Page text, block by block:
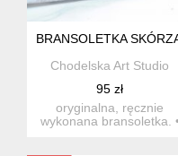
BRANSOLETKA
Chodelska Art Studio
95 zł
oryginalna, ręcznie
wykonana bransoletka. •